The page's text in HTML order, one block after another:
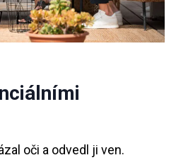
oči a odvedl ji ven.